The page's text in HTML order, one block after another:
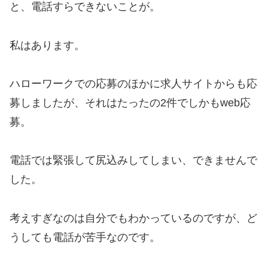
と、電話すらできないことが。
私はあります。
ハローワークでの応募のほかに求人サイトからも応
募しましたが、それはたったの2件でしかもweb応
募。
電話では緊張して尻込みしてしまい、できませんで
した。
考えすぎなのは自分でもわかっているのですが、ど
うしても電話が苦手なのです。